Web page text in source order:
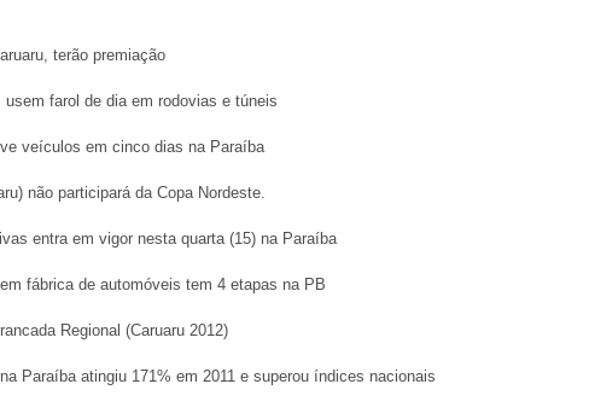
terão premiação
farol de dia em rodovias e túneis
veículos em cinco dias na Paraíba
não participará da Copa Nordeste.
entra em vigor nesta quarta (15) na Paraíba
fábrica de automóveis tem 4 etapas na PB
Regional (Caruaru 2012)
Paraíba atingiu 171% em 2011 e superou índices nacionais